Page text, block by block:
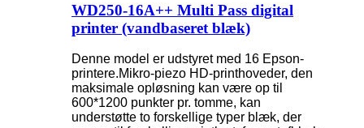
WD250-16A++ Multi Pass digital
printer (vandbaseret blæk)
Denne model er udstyret med 16 Epson-
printere.Mikro-piezo HD-printhoveder, den
maksimale opløsning kan være op til
600*1200 punkter pr. tomme, kan
understøtte to forskellige typer blæk, der